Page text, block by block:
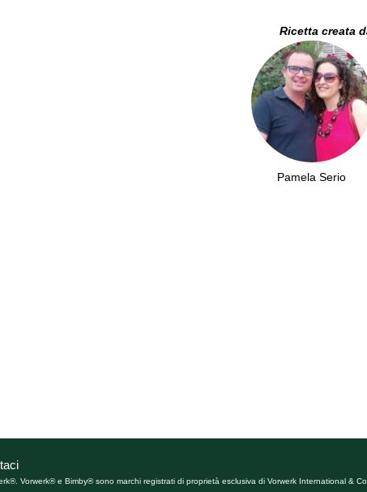
Ricetta creata
Pamela Serio
Vorwerk® e Bimby® sono marchi registrati di proprietà esclusiva di Vorwerk International &